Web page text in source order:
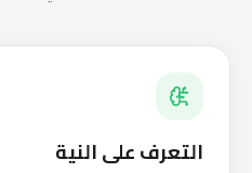
التعرف على النية